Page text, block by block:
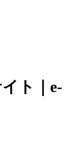
ト｜e-